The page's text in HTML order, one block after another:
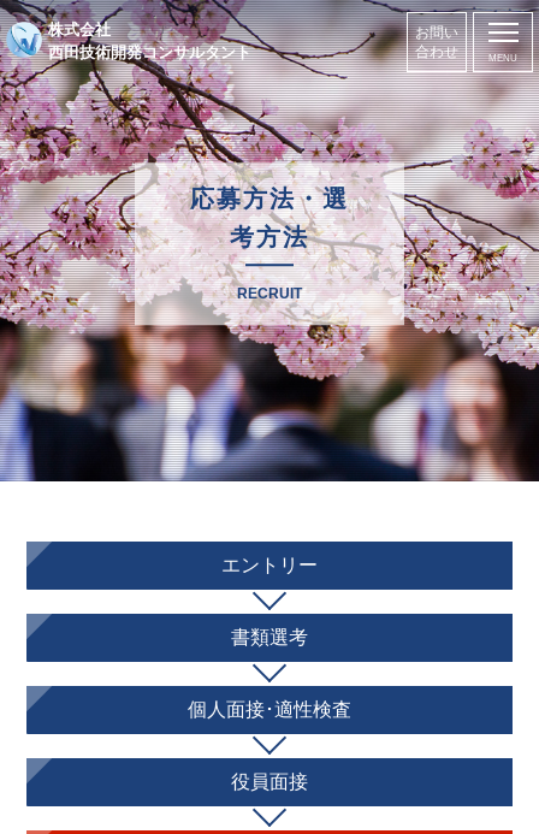
株式会社
西田技術開発コンサルタント
お問い
合わせ
応募方法・選
考方法
RECRUIT
エントリー
書類選考
個人面接･適性検査
役員面接